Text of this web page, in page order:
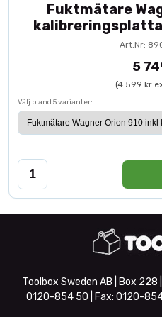
Fuktmätare
Art.Nr:
5
(4 599 kr
Välj bland 5 varianter:
Toolbox Sweden AB | Box
0120-854 50 | Fax: 0120-